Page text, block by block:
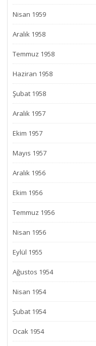
Nisan 1959
Aralık 1958
Temmuz 1958
Haziran 1958
Şubat 1958
Aralık 1957
Ekim 1957
Mayıs 1957
Aralık 1956
Ekim 1956
Temmuz 1956
Nisan 1956
Eylül 1955
Ağustos 1954
Nisan 1954
Şubat 1954
Ocak 1954